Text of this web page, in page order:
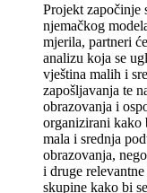
Projekt započinje
njemačkog
mjerila, partneri
analizu koja se
vještina malih i
zapošljavanja te
obrazovanja i
organizirani kako
mala i srednja
obrazovanja,
i druge
skupine kako bi